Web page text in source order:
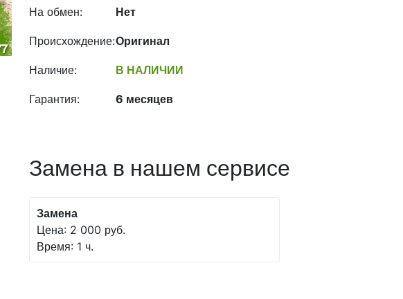
На обмен: Нет
Происхождение:Оригинал
Наличие: В НАЛИЧИИ
Гарантия: 6 месяцев
Замена в нашем сервисе
Замена
Цена: 2 000 руб.
Время: 1 ч.